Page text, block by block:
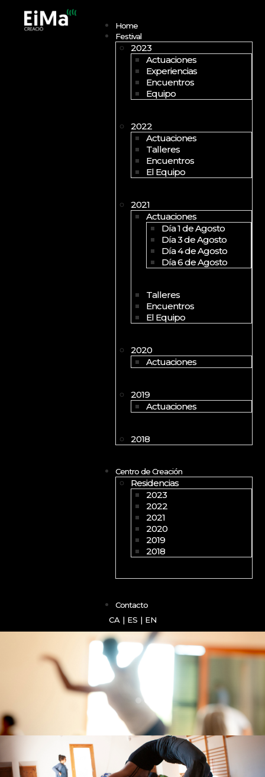
Home
Festival
2023
Actuaciones
Experiencias
Encuentros
Equipo
2022
Actuaciones
Talleres
Encuentros
El Equipo
2021
Actuaciones
Día 1 de Agosto
Día 3 de Agosto
Día 4 de Agosto
Día 6 de Agosto
Talleres
Encuentros
El Equipo
2020
Actuaciones
2019
Actuaciones
2018
Centro de Creación
Residencias
2023
2022
2021
2020
2019
2018
Contacto
CA | ES | EN